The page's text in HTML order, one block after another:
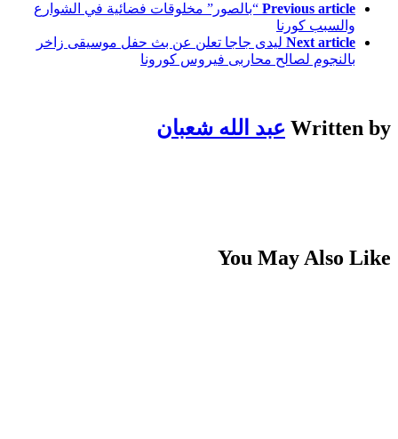
Previous article “بالصور” مخلوقات فضائية في الشوارع
والسبب كورنا
Next article ليدى جاجا تعلن عن بث حفل موسيقى زاخر
بالنجوم لصالح محاربى فيروس كورونا
Written by عبد الله شعبان
You May Also Like